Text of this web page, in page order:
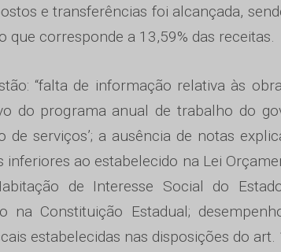
e transferências foi alcançada,
que corresponde a 13,59% das receitas.
“falta de informação relativa às
do programa anual de trabalho do
serviços’; a ausência de notas
ao estabelecido na Lei
de Interesse Social do
Constituição Estadual;
estabelecidas nas disposições do art.